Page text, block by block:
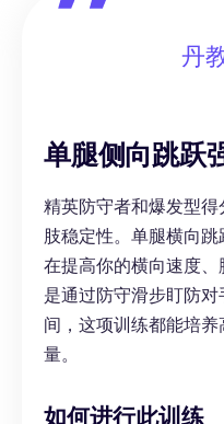
丹
单腿侧向跳跃
精英防守者和爆发型
肢稳定性。单腿横向
在提高你的横向速度
是通过防守滑步盯防
间，这项训练都能培
量。
如何进行此训练